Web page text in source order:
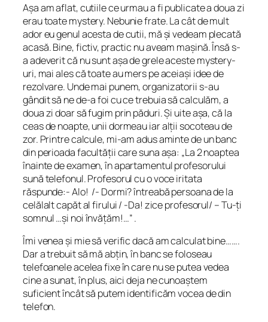
Așa am aflat, cutiile ce urmau a fi publicate a doua zi
erau toate mystery. Nebunie frate. La cât de mult
ador eu genul acesta de cutii, mă și vedeam plecată
acasă. Bine, fictiv, practic nu aveam mașină. Însă s-
a adeverit că nu sunt așa de grele aceste mystery-
uri, mai ales că toate au mers pe aceiași idee de
rezolvare. Unde mai punem, organizatorii s-au
gândit să ne de-a foi cu ce trebuia să calculăm, a
doua zi doar să fugim prin păduri. Și uite așa, că la
ceas de noapte, unii dormeau iar alții socoteau de
zor. Printre calcule, mi-am adus aminte de un banc
din perioada facultății care suna așa: „La 2 noaptea
înainte de examen, în apartamentul profesorului
sună telefonul. Profesorul cu o voce iritata
răspunde:- Alo! /- Dormi? întreabă persoana de la
celălalt capăt al firului / -Da! zice profesorul/ – Tu-ți
somnul …și noi învățăm!…” .
Îmi venea și mie să verific dacă am calculat bine…….
Dar a trebuit să mă abțin, în banc se foloseau
telefoanele acelea fixe în care nu se putea vedea
cine a sunat, în plus, aici deja ne cunoaștem
suficient încât să putem identificăm vocea de din
telefon.